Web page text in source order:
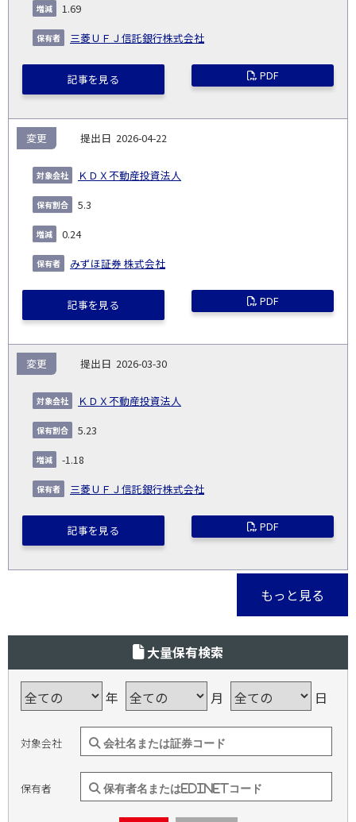
1.69
三菱ＵＦＪ信託銀行株式会社
記事を見る PDF
2026-04-22
ＫＤＸ不動産投資法人
変更
5.3
0.24
みずほ証券 株式会社
記事を見る PDF
2026-03-30
ＫＤＸ不動産投資法人
変更
5.23
-1.18
三菱ＵＦＪ信託銀行株式会社
記事を見る PDF
もっと見る
大量保有検索
年 月 日
対象会社
保有者